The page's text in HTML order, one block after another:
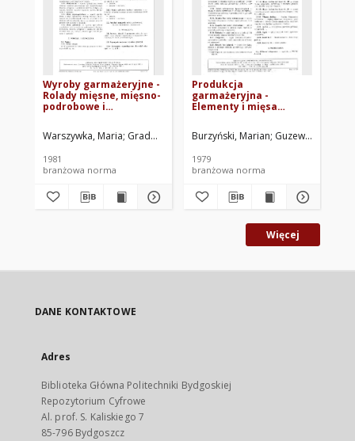
Wyroby garmażeryjne -
Rolady mięsne, mięsno-
podrobowe i
Warszywka, Maria Gradowska, Albina Społem WSS, Oddział
1981
branżowa norma
Produkcja
garmażeryjna -
Elementy i mięsa
rozbioru półtusz
wieprzowych BN-
Burzyński, Marian Guzewicz,
1979
branżowa norma
Więcej
DANE KONTAKTOWE
Adres
Biblioteka Główna Politechniki Bydgoskiej
Repozytorium Cyfrowe
Al. prof. S. Kaliskiego 7
85-796 Bydgoszcz